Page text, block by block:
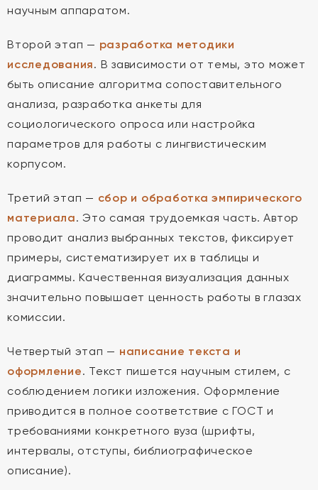
научным аппаратом.
Второй этап — разработка методики
исследования. В зависимости от темы, это может
быть описание алгоритма сопоставительного
анализа, разработка анкеты для
социологического опроса или настройка
параметров для работы с лингвистическим
корпусом.
Третий этап — сбор и обработка эмпирического
материала. Это самая трудоемкая часть. Автор
проводит анализ выбранных текстов, фиксирует
примеры, систематизирует их в таблицы и
диаграммы. Качественная визуализация данных
значительно повышает ценность работы в глазах
комиссии.
Четвертый этап — написание текста и
оформление. Текст пишется научным стилем, с
соблюдением логики изложения. Оформление
приводится в полное соответствие с ГОСТ и
требованиями конкретного вуза (шрифты,
интервалы, отступы, библиографическое
описание).